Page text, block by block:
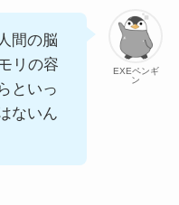
EXEペンギ
ン
間の脳
リの容
といっ
ないん